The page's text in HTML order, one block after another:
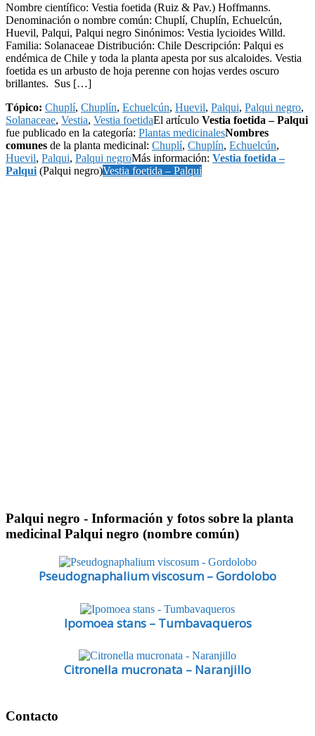
Nombre científico: Vestia foetida (Ruiz & Pav.) Hoffmanns.
Denominación o nombre común: Chuplí, Chuplín, Echuelcún,
Huevil, Palqui, Palqui negro Sinónimos: Vestia lycioides Willd.
Familia: Solanaceae Distribución: Chile Descripción: Palqui es
endémica de Chile y toda la planta apesta por sus alcaloides. Vestia
foetida es un arbusto de hoja perenne con hojas verdes oscuro
brillantes. Sus […]
Tópico: Chuplí, Chuplín, Echuelcún, Huevil, Palqui, Palqui negro,
Solanaceae, Vestia, Vestia foetidaEl artículo Vestia foetida – Palqui
fue publicado en la categoría: Plantas medicinalesNombres
comunes de la planta medicinal: Chuplí, Chuplín, Echuelcún,
Huevil, Palqui, Palqui negroMás información: Vestia foetida –
Palqui (Palqui negro)Vestia foetida – Palqui
Palqui negro - Información y fotos sobre la planta
medicinal Palqui negro (nombre común)
Pseudognaphalium viscosum – Gordolobo
Ipomoea stans – Tumbavaqueros
Citronella mucronata – Naranjillo
Footer
Contacto